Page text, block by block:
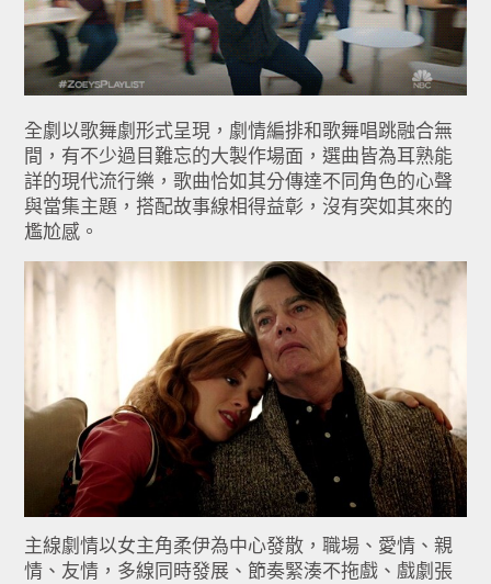
全劇以歌舞劇形式呈現，劇情編排和歌舞唱跳融合無
間，有不少過目難忘的大製作場面，選曲皆為耳熟能
詳的現代流行樂，歌曲恰如其分傳達不同角色的心聲
與當集主題，搭配故事線相得益彰，沒有突如其來的
尷尬感。
主線劇情以女主角柔伊為中心發散，職場、愛情、親
情、友情，多線同時發展、節奏緊湊不拖戲、戲劇張